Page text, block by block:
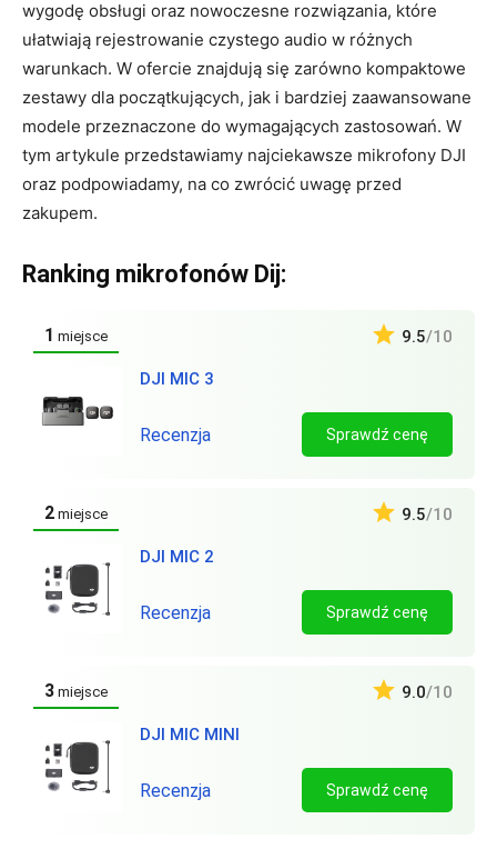
wygodę obsługi oraz nowoczesne rozwiązania, które
ułatwiają rejestrowanie czystego audio w różnych
warunkach. W ofercie znajdują się zarówno kompaktowe
zestawy dla początkujących, jak i bardziej zaawansowane
modele przeznaczone do wymagających zastosowań. W
tym artykule przedstawiamy najciekawsze mikrofony DJI
oraz podpowiadamy, na co zwrócić uwagę przed
zakupem.
Ranking mikrofonów Dij:
1 miejsce
DJI MIC 3
9.5/10
Recenzja Sprawdź cenę
2 miejsce
DJI MIC 2
9.5/10
Recenzja Sprawdź cenę
3 miejsce
DJI MIC MINI
9.0/10
Recenzja Sprawdź cenę